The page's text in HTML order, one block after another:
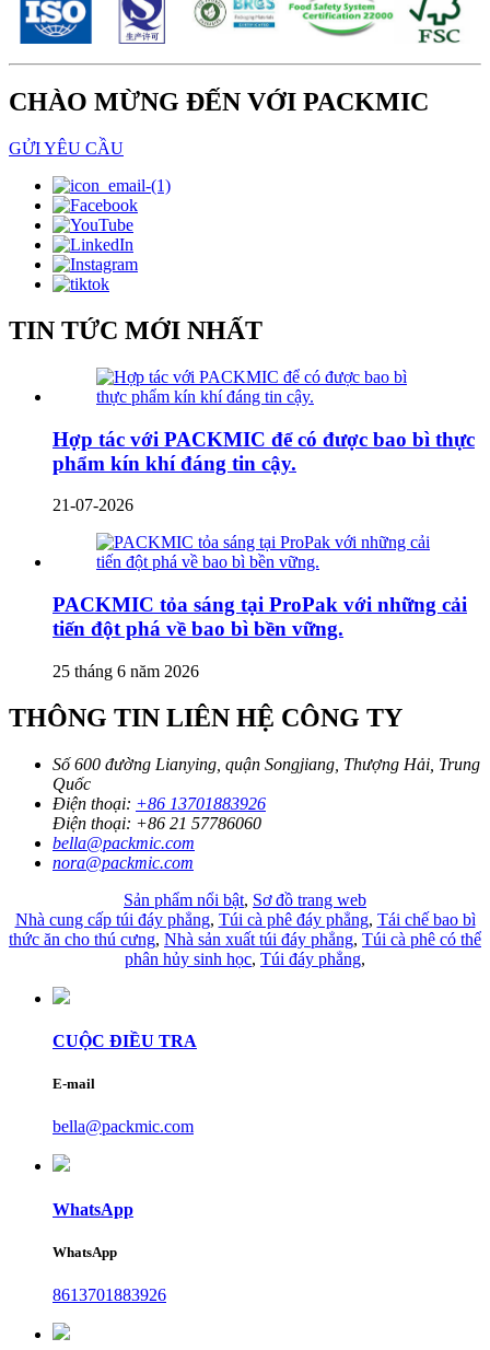
CHÀO MỪNG ĐẾN VỚI PACKMIC
GỬI YÊU CẦU
TIN TỨC MỚI NHẤT
Hợp tác với PACKMIC để có được bao bì thực
phẩm kín khí đáng tin cậy.
21-07-2026
PACKMIC tỏa sáng tại ProPak với những cải
tiến đột phá về bao bì bền vững.
25 tháng 6 năm 2026
THÔNG TIN LIÊN HỆ CÔNG TY
Số 600 đường Lianying, quận Songjiang, Thượng Hải, Trung
Quốc
Điện thoại: +86 13701883926
Điện thoại: +86 21 57786060
bella@packmic.com
nora@packmic.com
Sản phẩm nổi bật, Sơ đồ trang web
Nhà cung cấp túi đáy phẳng, Túi cà phê đáy phẳng, Tái chế bao bì
thức ăn cho thú cưng, Nhà sản xuất túi đáy phẳng, Túi cà phê có thể
phân hủy sinh học, Túi đáy phẳng,
CUỘC ĐIỀU TRA
E-mail
bella@packmic.com
WhatsApp
WhatsApp
8613701883926